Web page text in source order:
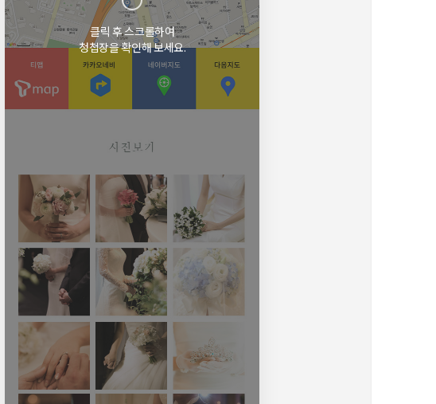
클릭 후 스크롤하여
청첩장을 확인해 보세요.